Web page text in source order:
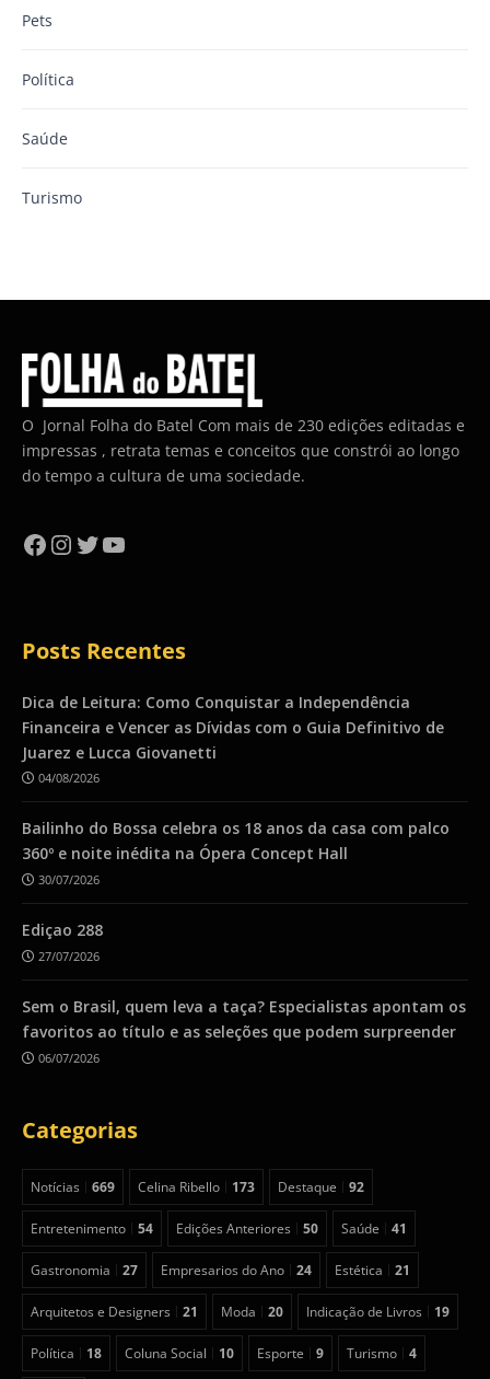
Pets
Política
Saúde
Turismo
O Jornal Folha do Batel Com mais de 230 edições editadas e
impressas , retrata temas e conceitos que constrói ao longo
do tempo a cultura de uma sociedade.
Facebook
Instagram
Twitter
YouTube
Posts Recentes
Dica de Leitura: Como Conquistar a Independência
Financeira e Vencer as Dívidas com o Guia Definitivo de
Juarez e Lucca Giovanetti
04/08/2026
Bailinho do Bossa celebra os 18 anos da casa com palco
360º e noite inédita na Ópera Concept Hall
30/07/2026
Ediçao 288
27/07/2026
Sem o Brasil, quem leva a taça? Especialistas apontam os
favoritos ao título e as seleções que podem surpreender
06/07/2026
Categorias
Notícias 669 Celina Ribello 173 Destaque 92
Entretenimento 54 Edições Anteriores 50 Saúde 41
Gastronomia 27 Empresarios do Ano 24 Estética 21
Arquitetos e Designers 21 Moda 20 Indicação de Livros 19
Política 18 Coluna Social 10 Esporte 9 Turismo 4